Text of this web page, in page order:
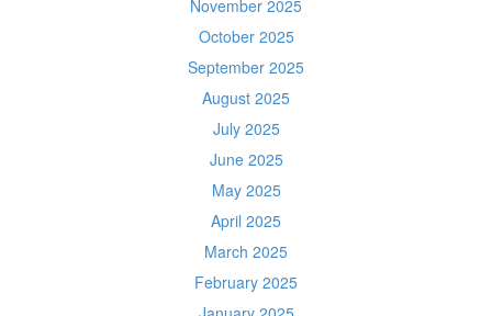
November 2025
October 2025
September 2025
August 2025
July 2025
June 2025
May 2025
April 2025
March 2025
February 2025